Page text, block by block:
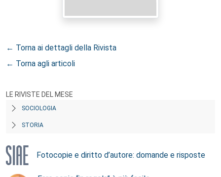
← Torna ai dettagli della Rivista
← Torna agli articoli
LE RIVISTE DEL MESE
SOCIOLOGIA
STORIA
Fotocopie e diritto d’autore: domande e risposte